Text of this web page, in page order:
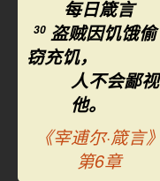
每日箴言
30 盗贼因饥饿偷
窃充饥，
人不会鄙视
他。
《宰逋尔·箴言》
第6章